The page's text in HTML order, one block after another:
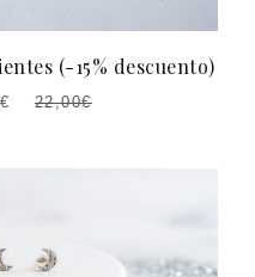
(-15% descuento)
22,00€
€